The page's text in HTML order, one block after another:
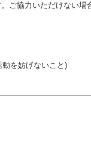
ご協力いただけない場
を妨げないこと)
及び施設を利用しなが